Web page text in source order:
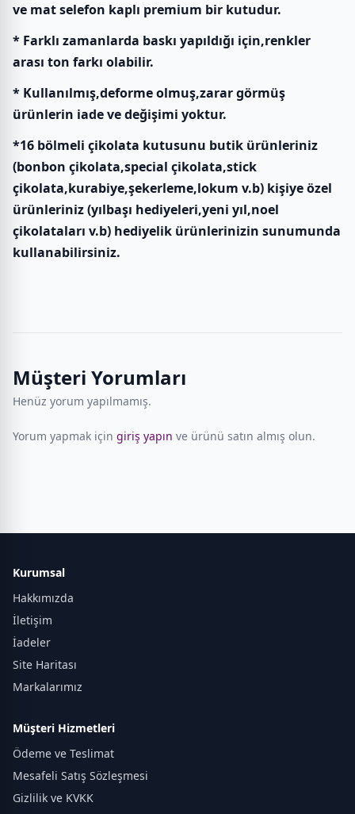
ve mat selefon kaplı premium bir kutudur.
* Farklı zamanlarda baskı yapıldığı için,renkler
arası ton farkı olabilir.
* Kullanılmış,deforme olmuş,zarar görmüş
ürünlerin iade ve değişimi yoktur.
*16 bölmeli çikolata kutusunu butik ürünleriniz
(bonbon çikolata,special çikolata,stick
çikolata,kurabiye,şekerleme,lokum v.b) kişiye özel
ürünleriniz (yılbaşı hediyeleri,yeni yıl,noel
çikolataları v.b) hediyelik ürünlerinizin sunumunda
kullanabilirsiniz.
Müşteri Yorumları
Henüz yorum yapılmamış.
Yorum yapmak için giriş yapın ve ürünü satın almış olun.
Kurumsal
Hakkımızda
İletişim
İadeler
Site Haritası
Markalarımız
Müşteri Hizmetleri
Ödeme ve Teslimat
Mesafeli Satış Sözleşmesi
Gizlilik ve KVKK